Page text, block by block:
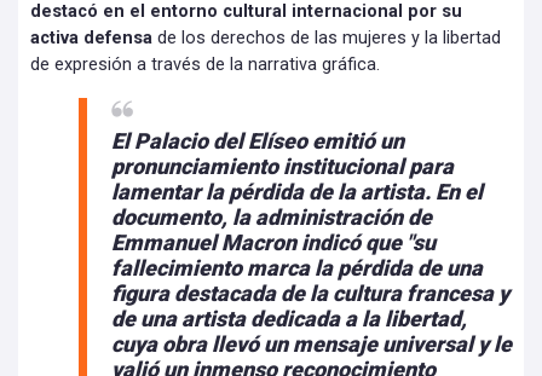
destacó en el entorno cultural internacional por su
activa defensa de los derechos de las mujeres y la libertad
de expresión a través de la narrativa gráfica.
El Palacio del Elíseo emitió un
pronunciamiento institucional para
lamentar la pérdida de la artista. En el
documento, la administración de
Emmanuel Macron indicó que"su
fallecimiento marca la pérdida de una
figura destacada de la cultura francesa y
de una artista dedicada a la libertad,
cuya obra llevó un mensaje universal y le
valió un inmenso reconocimiento